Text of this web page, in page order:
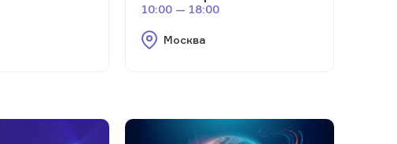
10:00 — 18:00
Москва